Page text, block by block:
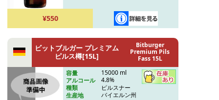
¥550
ビットブルガー プレミアム
ピルス樽[15L]
Bitburger
Premium Pils
Fass 15L
容量
15000 ml
アルコール
4.8%
種類
ピルスナー
生産地
バイエルン州